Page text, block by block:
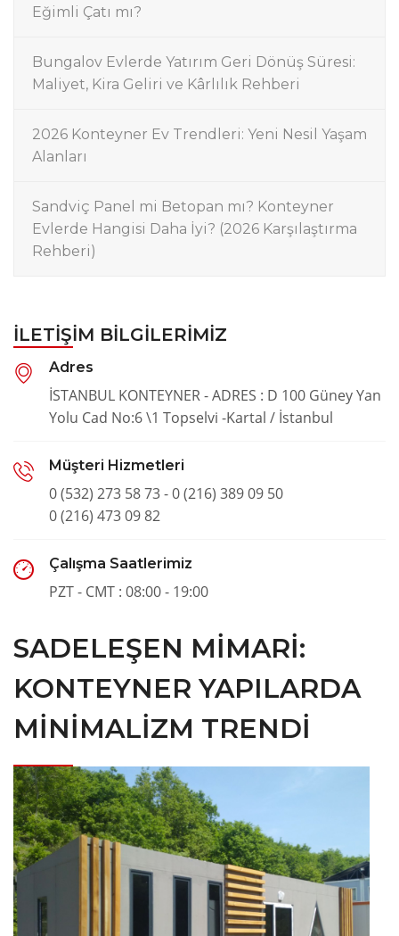
Eğimli Çatı mı?
Bungalov Evlerde Yatırım Geri Dönüş Süresi:
Maliyet, Kira Geliri ve Kârlılık Rehberi
2026 Konteyner Ev Trendleri: Yeni Nesil Yaşam
Alanları
Sandviç Panel mi Betopan mı? Konteyner
Evlerde Hangisi Daha İyi? (2026 Karşılaştırma
Rehberi)
İLETIŞIM BILGILERIMIZ
Adres
İSTANBUL KONTEYNER - ADRES : D 100 Güney Yan
Yolu Cad No:6 \1 Topselvi -Kartal / İstanbul
Müşteri Hizmetleri
0 (532) 273 58 73 - 0 (216) 389 09 50
0 (216) 473 09 82
Çalışma Saatlerimiz
PZT - CMT : 08:00 - 19:00
SADELEŞEN MIMARI:
KONTEYNER YAPILARDA
MINIMALIZM TRENDI